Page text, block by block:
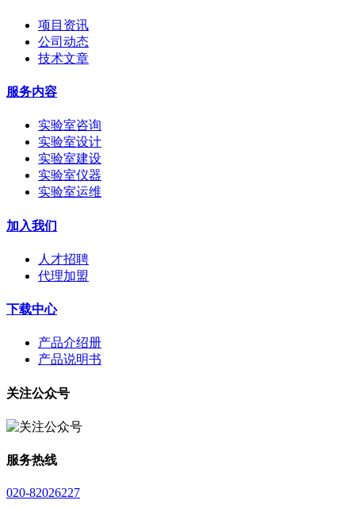
项目资讯
公司动态
技术文章
服务内容
实验室咨询
实验室设计
实验室建设
实验室仪器
实验室运维
加入我们
人才招聘
代理加盟
下载中心
产品介绍册
产品说明书
关注公众号
服务热线
020-82026227